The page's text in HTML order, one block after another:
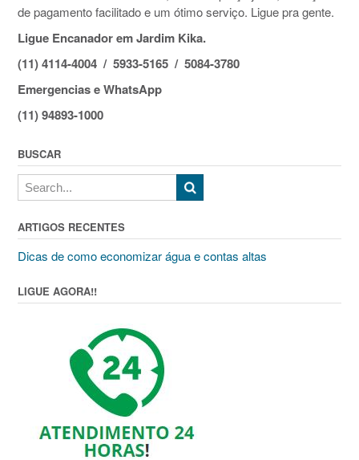
de pagamento facilitado e um ótimo serviço. Ligue pra gente.
Ligue Encanador em Jardim Kika.
(11) 4114-4004 / 5933-5165 / 5084-3780
Emergencias e WhatsApp
(11) 94893-1000
BUSCAR
ARTIGOS RECENTES
Dicas de como economizar água e contas altas
LIGUE AGORA!!